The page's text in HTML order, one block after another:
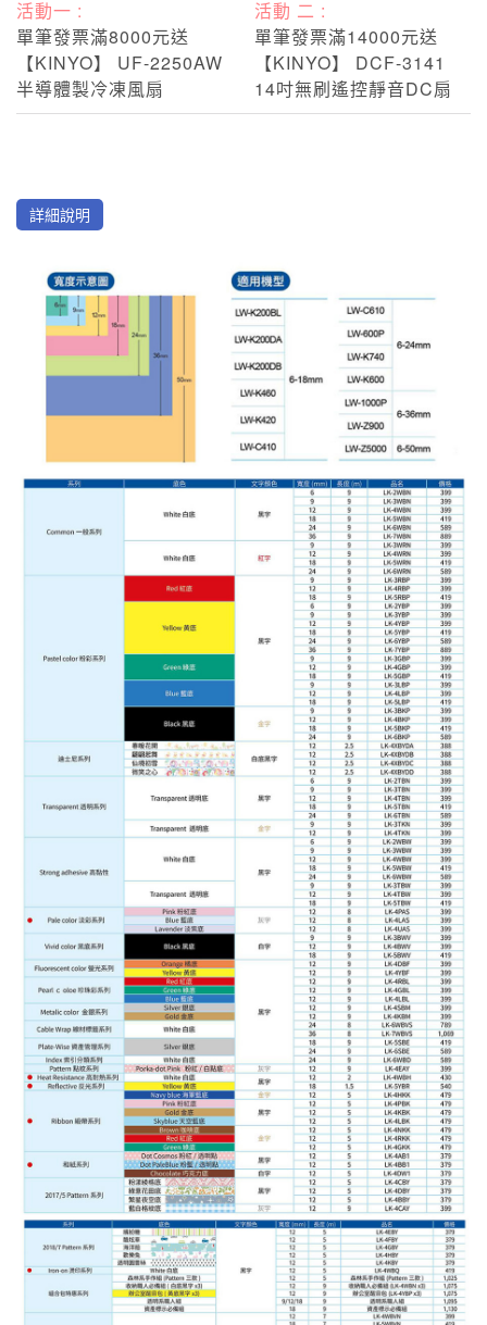
活動一 :
單筆發票滿8000元送
【KINYO】 UF-2250AW
半導體製冷凍風扇
活動 二 :
單筆發票滿14000元送
【KINYO】 DCF-3141
14吋無刷遙控靜音DC扇
詳細說明